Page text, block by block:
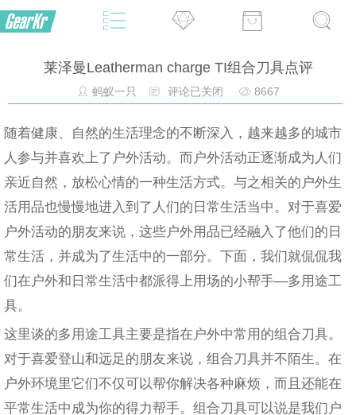
莱泽曼Leatherman charge TI组合刀具点评
蚂蚁一只 评论已关闭 8667
随着健康、自然的生活理念的不断深入，越来越多的城市
人参与并喜欢上了户外活动。而户外活动正逐渐成为人们
亲近自然，放松心情的一种生活方式。与之相关的户外生
活用品也慢慢地进入到了人们的日常生活当中。对于喜爱
户外活动的朋友来说，这些户外用品已经融入了他们的日
常生活，并成为了生活中的一部分。下面，我们就侃侃我
们在户外和日常生活中都派得上用场的小帮手—多用途工
具。
这里谈的多用途工具主要是指在户外中常用的组合刀具。
对于喜爱登山和远足的朋友来说，组合刀具并不陌生。在
户外环境里它们不仅可以帮你解决各种麻烦，而且还能在
平常生活中成为你的得力帮手。组合刀具可以说是我们户